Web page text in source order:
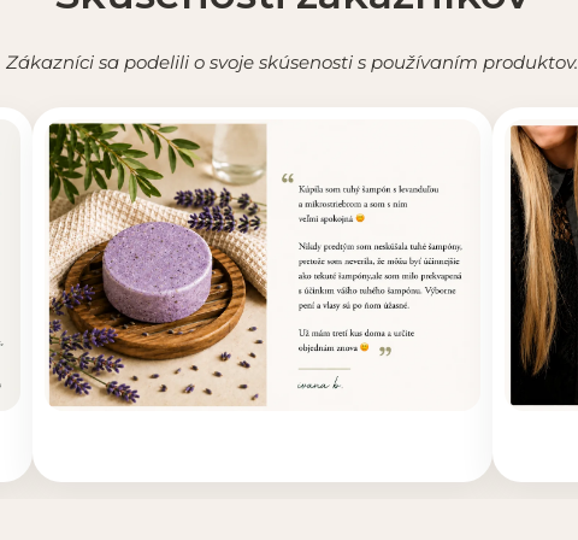
Zákazníci sa podelili o svoje skúsenosti s používaním produktov.